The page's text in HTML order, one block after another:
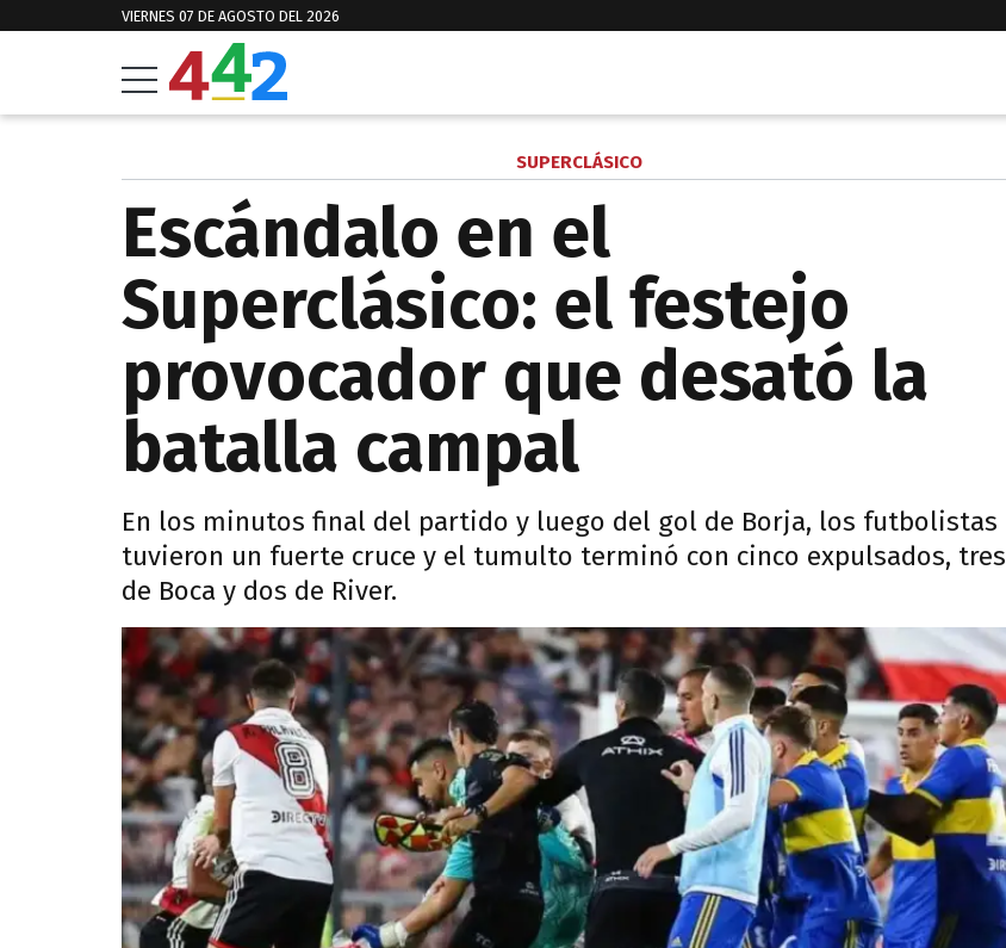
VIERNES 07 DE AGOSTO DEL 2026
SUPERCLÁSICO
Escándalo en el
Superclásico: el festejo
provocador que desató la
batalla campal
En los minutos final del partido y luego del gol de Borja, los futbolistas
tuvieron un fuerte cruce y el tumulto terminó con cinco expulsados, tres
de Boca y dos de River.